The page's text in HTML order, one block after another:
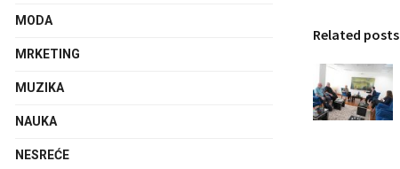
Related posts
MODA
MRKETING
MUZIKA
NAUKA
NESREĆE